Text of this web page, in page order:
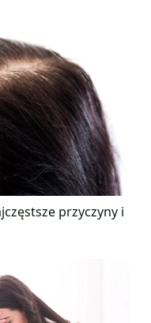
przyczyny i